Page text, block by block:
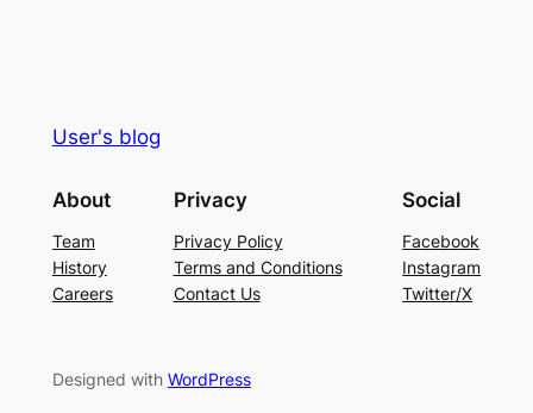
User's blog
About
Team
History
Careers
Privacy
Privacy Policy
Terms and Conditions
Contact Us
Social
Facebook
Instagram
Twitter/X
Designed with WordPress